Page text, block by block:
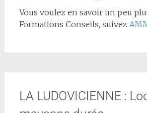
Vous voulez en savoir un peu
Formations Conseils, suivez
LA LUDOVICIENNE :